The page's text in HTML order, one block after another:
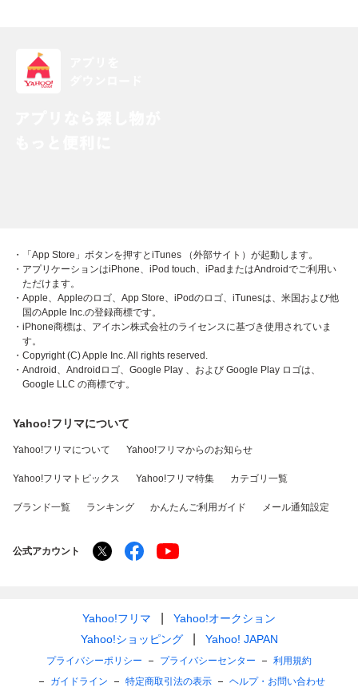
・「App Store」ボタンを押すとiTunes （外部サイト）が起動します。
・アプリケーションはiPhone、iPod touch、iPadまたはAndroidでご利用い
ただけます。
・Apple、Appleのロゴ、App Store、iPodのロゴ、iTunesは、米国および他
国のApple Inc.の登録商標です。
・iPhone商標は、アイホン株式会社のライセンスに基づき使用されていま
す。
・Copyright (C) Apple Inc. All rights reserved.
・Android、Androidロゴ、Google Play 、および Google Play ロゴは、
Google LLC の商標です。
Yahoo!フリマについて
Yahoo!フリマについて Yahoo!フリマからのお知らせ
Yahoo!フリマトピックス Yahoo!フリマ特集 カテゴリ一覧
ブランド一覧 ランキング かんたんご利用ガイド メール通知設定
公式アカウント
Yahoo!フリマ
Yahoo!オークション
Yahoo!ショッピング
Yahoo! JAPAN
プライバシーポリシー プライバシーセンター
利用規約
ガイドライン
特定商取引法の表示 ヘルプ・お問い合わせ